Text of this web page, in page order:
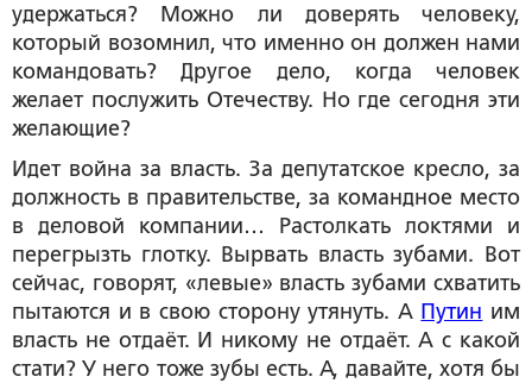
удержаться? Можно ли доверять человеку,
который возомнил, что именно он должен нами
командовать? Другое дело, когда человек
желает послужить Отечеству. Но где сегодня эти
желающие?
Идет война за власть. За депутатское кресло, за
должность в правительстве, за командное место
в деловой компании… Растолкать локтями и
перегрызть глотку. Вырвать власть зубами. Вот
сейчас, говорят, «левые» власть зубами схватить
пытаются и в свою сторону утянуть. А Путин им
власть не отдаёт. И никому не отдаёт. А с какой
стати? У него тоже зубы есть. А, давайте, хотя бы